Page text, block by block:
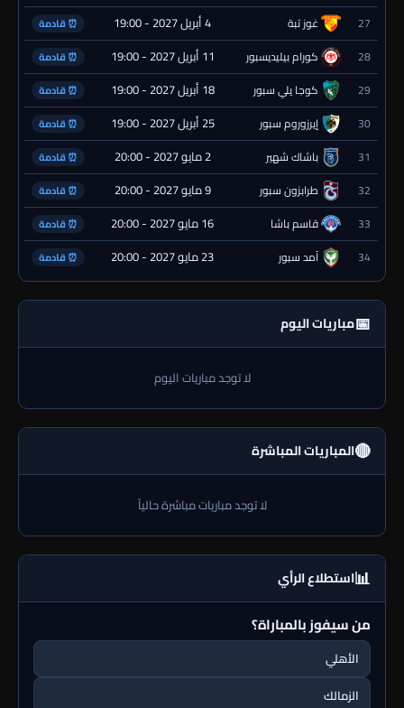
27 غوز تبة 4 أبريل 2027 - 19:00 ⏰ قادمة
28 كورام بيليديسبور 11 أبريل 2027 - 19:00 ⏰ قادمة
29 كوجا يلي سبور 18 أبريل 2027 - 19:00 ⏰ قادمة
30 إيرزوروم سبور 25 أبريل 2027 - 19:00 ⏰ قادمة
31 باشاك شهير 2 مايو 2027 - 20:00 ⏰ قادمة
32 طرابزون سبور 9 مايو 2027 - 20:00 ⏰ قادمة
33 قاسم باشا 16 مايو 2027 - 20:00 ⏰ قادمة
34 آمد سبور 23 مايو 2027 - 20:00 ⏰ قادمة
📅مباريات اليوم
لا توجد مباريات اليوم
🔴المباريات المباشرة
لا توجد مباريات مباشرة حالياً
📊استطلاع الرأي
من سيفوز بالمباراة؟
الأهلي
الزمالك